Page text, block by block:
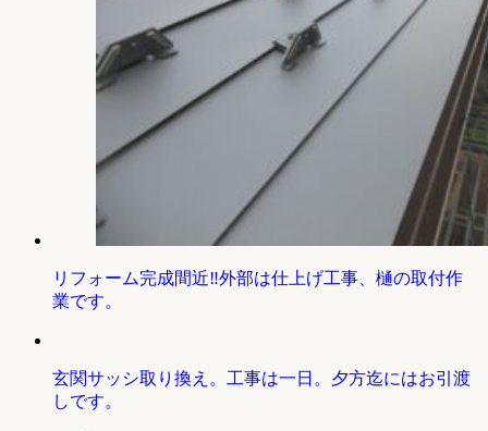
リフォーム完成間近‼外部は仕上げ工事、樋の取付作
業です。
玄関サッシ取り換え。工事は一日。夕方迄にはお引渡
しです。